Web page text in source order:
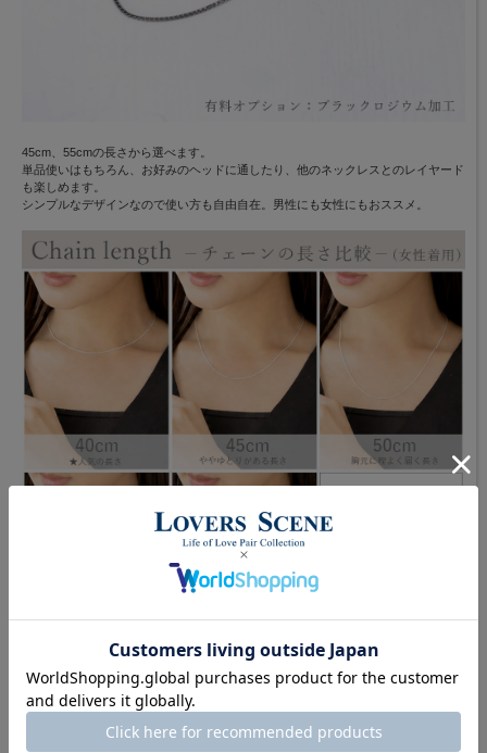
45cm、55cmの長さから選べます。
単品使いはもちろん、お好みのヘッドに通したり、他のネックレスとのレイヤード
も楽しめます。
シンプルなデザインなので使い方も自由自在。男性にも女性にもおススメ。